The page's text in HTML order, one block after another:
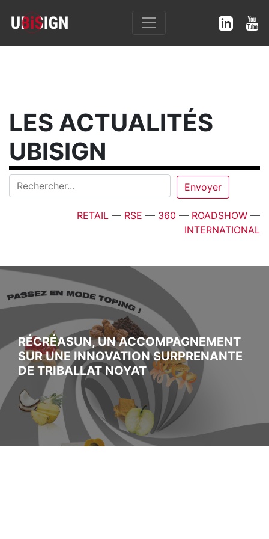
LES ACTUALITÉS
UBISIGN
RETAIL — RSE — 360 — ROADSHOW —
INTERNATIONAL
RÉCRÉASUN, UN ACCOMPAGNEMENT
SUR UNE INNOVATION SURPRENANTE
DE TRIBALLAT NOYAT